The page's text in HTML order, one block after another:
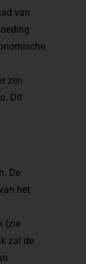
van
zijn
Dit
De
het
(zie
zal de